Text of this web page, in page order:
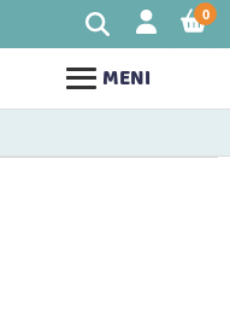
MENI
0